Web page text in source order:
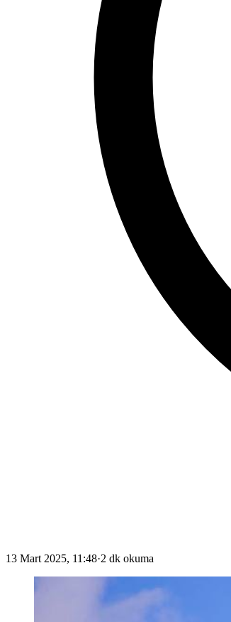
13 Mart 2025, 11:48·2 dk okuma